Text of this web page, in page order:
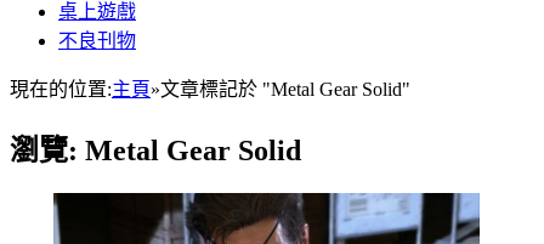
桌上遊戲
不良刊物
現在的位置:主頁»文章標記於 "Metal Gear Solid"
瀏覽: Metal Gear Solid